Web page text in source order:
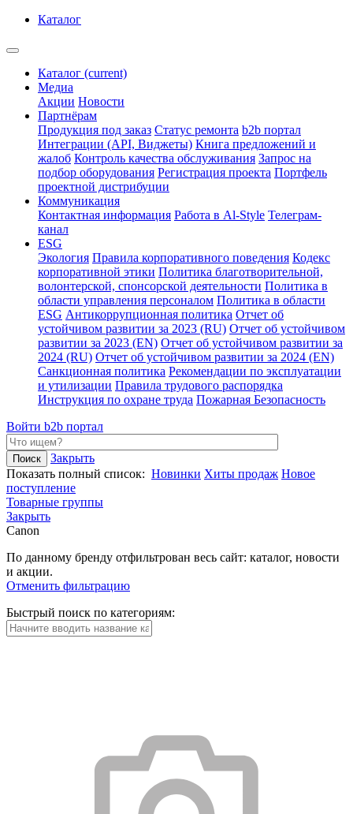
Каталог
Каталог (current)
Медиа
Акции Новости
Партнёрам
Продукция под заказ Статус ремонта b2b портал
Интеграции (API, Виджеты) Книга предложений и
жалоб Контроль качества обслуживания Запрос на
подбор оборудования Регистрация проекта Портфель
проектной дистрибуции
Коммуникация
Контактная информация Работа в Al-Style Телеграм-
канал
ESG
Экология Правила корпоративного поведения Кодекс
корпоративной этики Политика благотворительной,
волонтерской, спонсорской деятельности Политика в
области управления персоналом Политика в области
ESG Антикоррупционная политика Отчет об
устойчивом развитии за 2023 (RU) Отчет об устойчивом
развитии за 2023 (EN) Отчет об устойчивом развитии за
2024 (RU) Отчет об устойчивом развитии за 2024 (EN)
Санкционная политика Рекомендации по эксплуатации
и утилизации Правила трудового распорядка
Инструкция по охране труда Пожарная Безопасность
Войти b2b портал
Закрыть
Показать полный список: Новинки Хиты продаж Новое
поступление
Товарные группы
Закрыть
Canon
По данному бренду отфильтрован весь сайт: каталог, новости
и акции.
Отменить фильтрацию
Быстрый поиск по категориям: